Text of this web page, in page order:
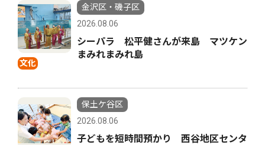
文化
金沢区・磯子区
2026.08.06
シーパラ 松平健さんが来島 マツケン
まみれまみれ島
保土ケ谷区
2026.08.06
子どもを短時間預かり 西谷地区センタ